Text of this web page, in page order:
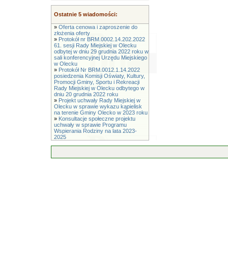
Ostatnie 5 wiadomości:
» Oferta cenowa i zaproszenie do
złożenia oferty
» Protokół nr BRM.0002.14.202.2022
61. sesji Rady Miejskiej w Olecku
odbytej w dniu 29 grudnia 2022 roku w
sali konferencyjnej Urzędu Miejskiego
w Olecku
» Protokół Nr BRM.0012.1.14.2022
posiedzenia Komisji Oświaty, Kultury,
Promocji Gminy, Sportu i Rekreacji
Rady Miejskiej w Olecku odbytego w
dniu 20 grudnia 2022 roku
» Projekt uchwały Rady Miejskiej w
Olecku w sprawie wykazu kąpielisk
na terenie Gminy Olecko w 2023 roku
» Konsultacje społeczne projektu
uchwały w sprawie Programu
Wspierania Rodziny na lata 2023-
2025